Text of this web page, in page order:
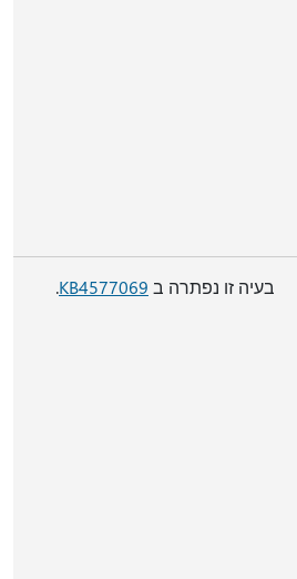
בעיה זו נפתרה ב KB4577069
.